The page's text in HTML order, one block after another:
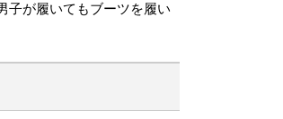
子が履いてもブーツを履い